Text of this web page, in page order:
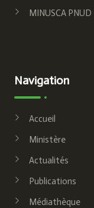
MINUSCA PNUD
Navigation
Accueil
Ministère
Actualités
Publications
Médiathèque